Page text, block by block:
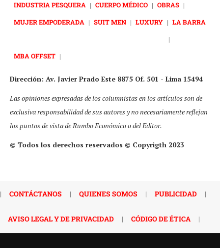
INDUSTRIA PESQUERA | CUERPO MÉDICO | OBRAS |
MUJER EMPODERADA | SUIT MEN | LUXURY | LA BARRA
|
MBA OFFSET |
Dirección: Av. Javier Prado Este 8875 Of. 501 - Lima 15494
Las opiniones expresadas de los columnistas en los artículos son de
exclusiva responsabilidad de sus autores y no necesariamente reflejan
los puntos de vista de Rumbo Económico o del Editor.
© Todos los derechos reservados © Copyrigth 2023
| CONTÁCTANOS | QUIENES SOMOS | PUBLICIDAD |
AVISO LEGAL Y DE PRIVACIDAD | CÓDIGO DE ÉTICA |